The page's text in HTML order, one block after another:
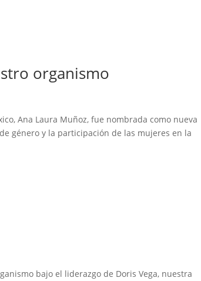
organismo
Ana Laura Muñoz, fue nombrada como nueva
género y la participación de las mujeres en la
bajo el liderazgo de Doris Vega, nuestra